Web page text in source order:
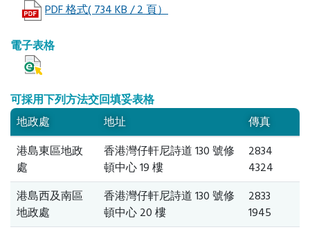
PDF 格式( 734 KB / 2 頁）
電子表格
可採用下列方法交回填妥表格
地政處
地址
傳真
港島東區地政
處
香港灣仔軒尼詩道 130 號修
頓中心 19 樓
2834
4324
港島西及南區
地政處
香港灣仔軒尼詩道 130 號修
頓中心 20 樓
2833
1945